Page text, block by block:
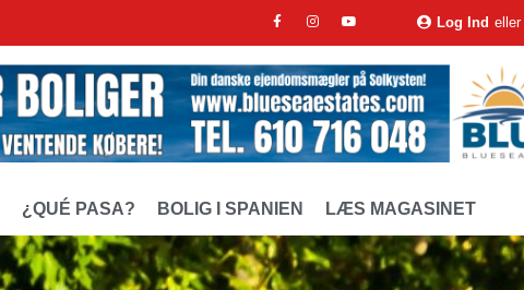
Log Ind eller
¿QUÉ PASA? BOLIG I SPANIEN LÆS MAGASINET